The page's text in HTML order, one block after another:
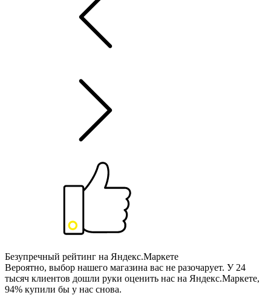
Безупречный рейтинг на Яндекс.Маркете
Вероятно, выбор нашего магазина вас не разочарует. У 24
тысяч клиентов дошли руки оценить нас на Яндекс.Маркете,
94% купили бы у нас снова.